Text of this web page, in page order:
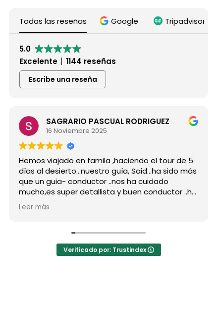
Todas las reseñas Google Tripadvisor
5.0
Excelente
1144 reseñas
Escribe una reseña
SAGRARIO PASCUAL RODRIGUEZ
16 Noviembre 2025
Hemos viajado en famila ,haciendo el tour de 5
días al desierto...nuestro guía, Said...ha sido más
que un guia- conductor ..nos ha cuidado
mucho,es super detallista y buen conductor ..ha
estado atento a todas nuestras peticiones y
nos ha enseñado muchos lugares
persona..Gracias Said.
En cuanto a la agencia,..súper agradecida a Mila
Leer más
Verificado por: Trustindex